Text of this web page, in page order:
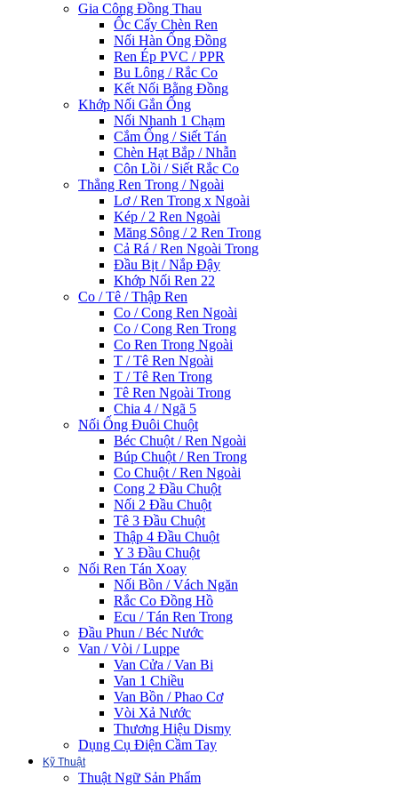
Gia Công Đồng Thau
Ốc Cấy Chèn Ren
Nối Hàn Ống Đồng
Ren Ép PVC / PPR
Bu Lông / Rắc Co
Kết Nối Bằng Đồng
Khớp Nối Gắn Ống
Nối Nhanh 1 Chạm
Cắm Ống / Siết Tán
Chèn Hạt Bắp / Nhẫn
Côn Lồi / Siết Rắc Co
Thẳng Ren Trong / Ngoài
Lơ / Ren Trong x Ngoài
Kép / 2 Ren Ngoài
Măng Sông / 2 Ren Trong
Cả Rá / Ren Ngoài Trong
Đầu Bịt / Nắp Đậy
Khớp Nối Ren 22
Co / Tê / Thập Ren
Co / Cong Ren Ngoài
Co / Cong Ren Trong
Co Ren Trong Ngoài
T / Tê Ren Ngoài
T / Tê Ren Trong
Tê Ren Ngoài Trong
Chia 4 / Ngã 5
Nối Ống Đuôi Chuột
Béc Chuột / Ren Ngoài
Búp Chuột / Ren Trong
Co Chuột / Ren Ngoài
Cong 2 Đầu Chuột
Nối 2 Đầu Chuột
Tê 3 Đầu Chuột
Thập 4 Đầu Chuột
Y 3 Đầu Chuột
Nối Ren Tán Xoay
Nối Bồn / Vách Ngăn
Rắc Co Đồng Hồ
Ecu / Tán Ren Trong
Đầu Phun / Béc Nước
Van / Vòi / Luppe
Van Cửa / Van Bi
Van 1 Chiều
Van Bồn / Phao Cơ
Vòi Xả Nước
Thương Hiệu Dismy
Dụng Cụ Điện Cầm Tay
Kỹ Thuật
Thuật Ngữ Sản Phẩm